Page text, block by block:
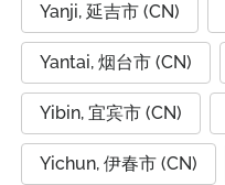
Yanji, 延吉市 (CN)
Yantai, 烟台市 (CN)
Yibin, 宜宾市 (CN)
Yichun, 伊春市 (CN)